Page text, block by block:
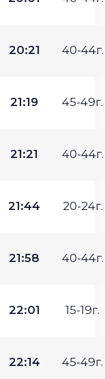
20:21 40-44г.
21:19 45-49г.
21:21 40-44г.
21:44 20-24г.
21:58 40-44г.
22:01 15-19г.
22:14 45-49г.